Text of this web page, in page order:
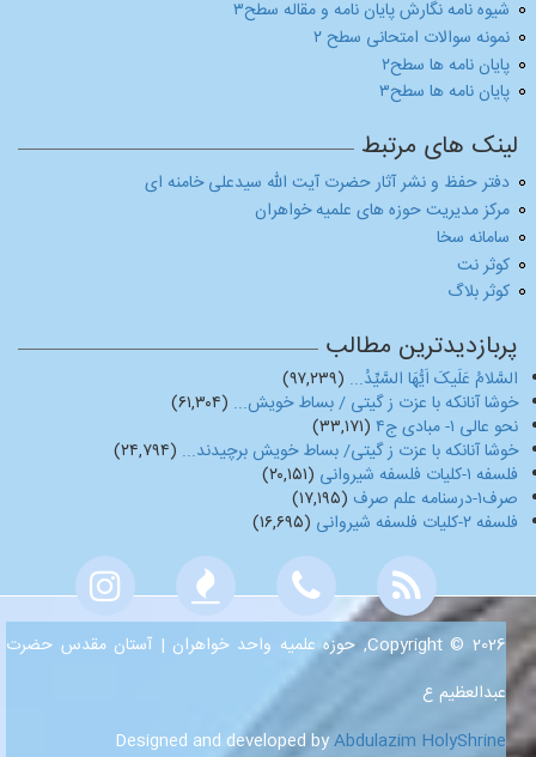
شیوه نامه نگارش پایان نامه و مقاله سطح۳
نمونه سوالات امتحانی سطح ۲
پایان نامه ها سطح۲
پایان نامه ها سطح۳
لینک های مرتبط
دفتر حفظ و نشر آثار حضرت آیت الله سیدعلی خامنه ای
مرکز مدیریت حوزه های علمیه خواهران
سامانه سخا
کوثر نت
کوثر بلاگ
پربازدیدترین مطالب
السَّلامُ عَلَیکَ اَیُّهَا السَّیِّدُ...(۹۷,۲۳۹)
خوشا آنانکه با عزت ز گیتی / بساط خویش...(۶۱,۳۰۴)
نحو عالی ۱- مبادی ج۴
(۳۳,۱۷۱)
خوشا آنانکه با عزت ز گیتی/ بساط خویش برچیدند...(۲۴,۷۹۴)
فلسفه ۱-کلیات فلسفه شیروانی
(۲۰,۱۵۱)
صرف۱-درسنامه علم صرف
(۱۷,۱۹۵)
فلسفه ۲-کلیات فلسفه شیروانی
(۱۶,۶۹۵)
Copyright © 2026, حوزه علمیه واحد خواهران | آستان مقدس حضرت
عبدالعظیم ع
Designed and developed byAbdulazim HolyShrine